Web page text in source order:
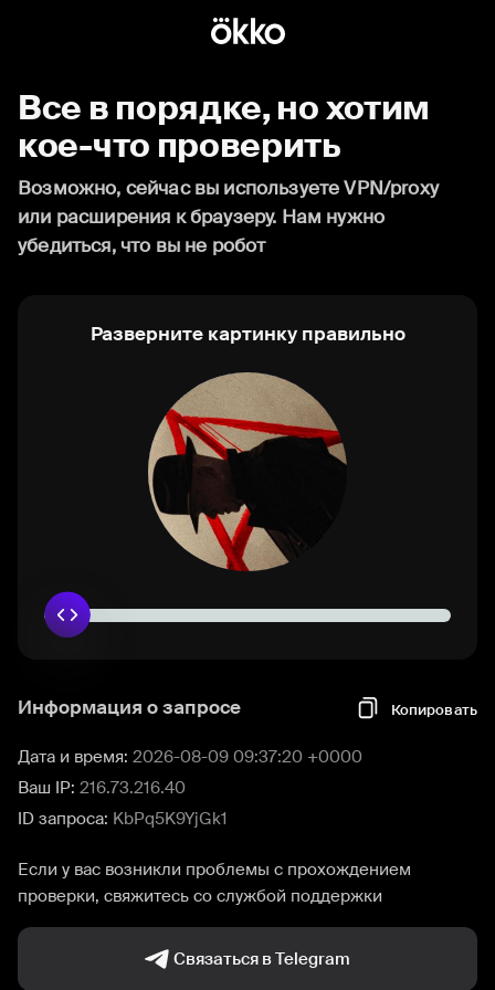
Все в порядке, но хотим
кое-что проверить
Возможно, сейчас вы используете VPN/proxy
или расширения к браузеру. Нам нужно
убедиться, что вы не робот
Разверните картинку правильно
Информация о запросе Копировать
Дата и время: 2026-08-09 09:37:20 +0000
Ваш IP: 216.73.216.40
ID запроса: KbPq5K9YjGk1
Если у вас возникли проблемы с прохождением
проверки, свяжитесь со службой поддержки
Связаться в Telegram